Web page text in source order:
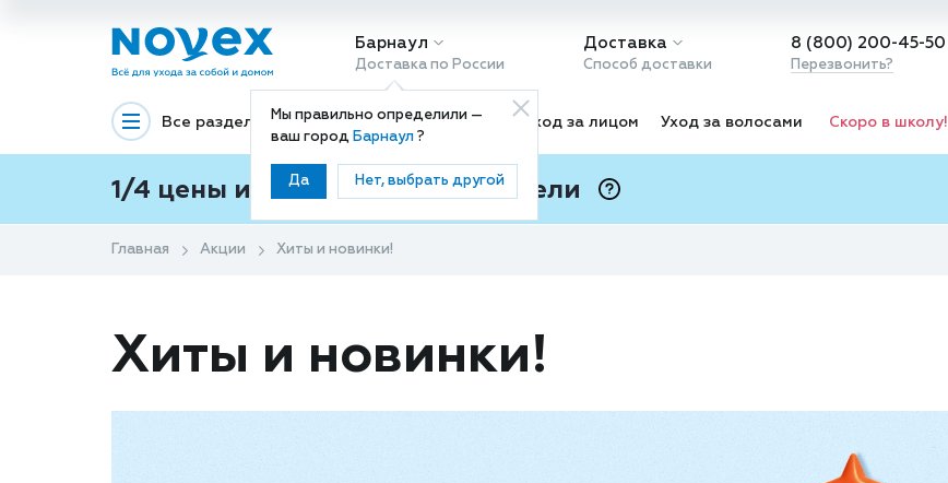
Барнаул
Доставка по России
Мы правильно определили —
ваш город Барнаул?
Да Нет, выбрать другой
Доставка
Способ доставки
8 (800) 200-45-50
Перезвонить?
Все разделы Декоративная косметика Уход за лицом Уход за волосами Скоро в школу!
1/4 цены и покупки ваши с Подели
Главная Акции Хиты и новинки!
Хиты и новинки!